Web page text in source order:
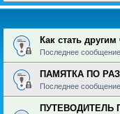
Как стать
Последнее сообщение
ПАМЯТКА ПО
Последнее сообщение
ПУТЕВОДИТЕЛЬ